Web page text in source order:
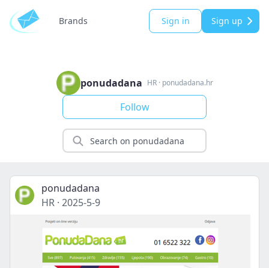
Brands Sign in Sign up
ponudadana HR· ponudadana.hr
Follow
ponudadana
HR · 2025-5-9